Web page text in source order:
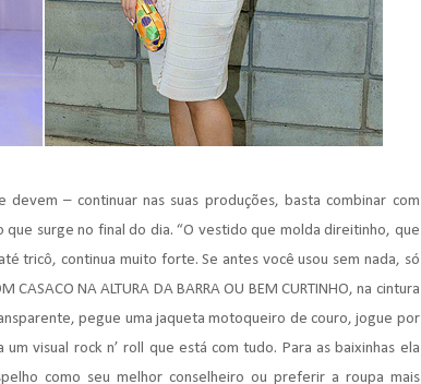
– continuar nas suas produções, basta combinar com
surge no final do dia. “O vestido que molda direitinho, que
tricô, continua muito forte. Se antes você usou sem nada, só
CASACO NA ALTURA DA BARRA OU BEM CURTINHO, na cintura
pegue uma jaqueta motoqueiro de couro, jogue por
visual rock n’ roll que está com tudo. Para as baixinhas ela
como seu melhor conselheiro ou preferir a roupa mais